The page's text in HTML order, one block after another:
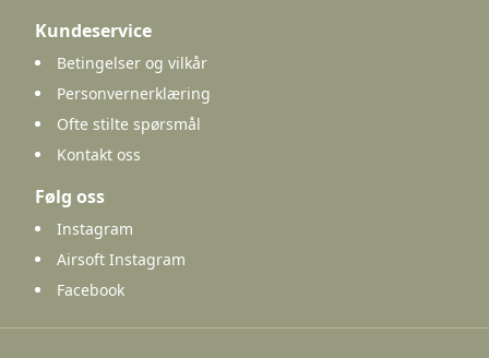
Kundeservice
Betingelser og vilkår
Personvernerklæring
Ofte stilte spørsmål
Kontakt oss
Følg oss
Instagram
Airsoft Instagram
Facebook